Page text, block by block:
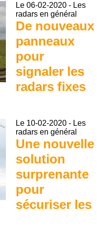
Le 06-02-2020 - Les
radars en général
De nouveaux
panneaux
pour
signaler les
radars fixes
Le 10-02-2020 - Les
radars en général
Une nouvelle
solution
surprenante
pour
sécuriser les